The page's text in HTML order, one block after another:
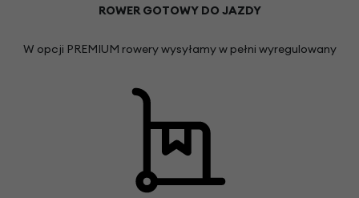
ROWER GOTOWY DO JAZDY
W opcji PREMIUM rowery wysyłamy w pełni wyregulowany